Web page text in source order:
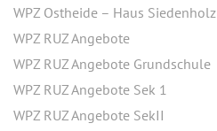
WPZ Ostheide – Haus Siedenholz
WPZ RUZ Angebote
WPZ RUZ Angebote Grundschule
WPZ RUZ Angebote Sek 1
WPZ RUZ Angebote SekII